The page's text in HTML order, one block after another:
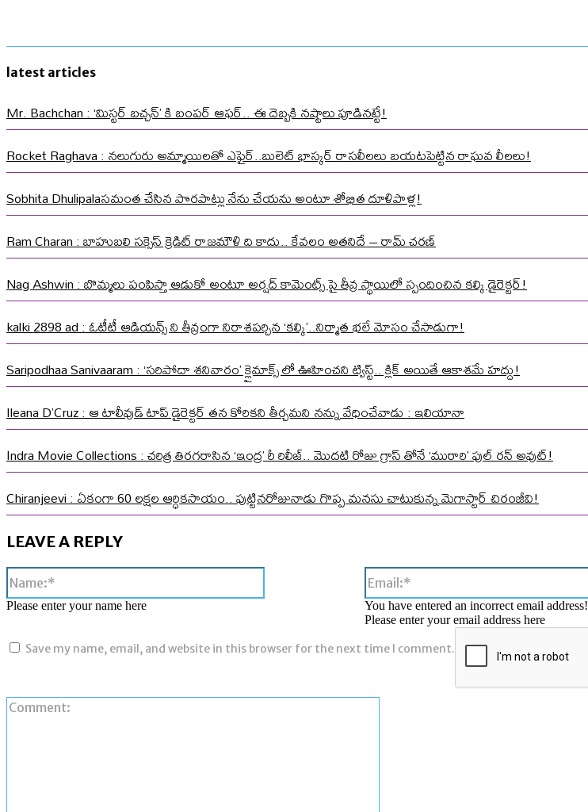
latest articles
Mr. Bachchan : ‘మిస్టర్ బచ్చన్’ కి బంపర్ ఆఫర్.. ఈ దెబ్బకి నష్టాలు పూడినట్టే!
Rocket Raghava : నలుగురు అమ్మాయిలతో ఎఫైర్..బులెట్ భాస్కర్ రాసలీలలు బయటపెట్టిన రాఘవ లీలలు!
Sobhita Dhulipalaసమంత చేసిన పొరపాట్లు నేను చేయను అంటూ శోభిత దూళిపాళ్ల!
Ram Charan : బాహుబలి సక్సెస్ క్రెడిట్ రాజమౌళి ది కాదు.. కేవలం అతనిదే – రామ్ చరణ్
Nag Ashwin : బొమ్మలు పంపిస్తా ఆడుకో అంటూ అర్షద్ కామెంట్స్ పై తీవ్ర స్థాయిలో స్పందించిన కల్కి డైరెక్టర్!
kalki 2898 ad : ఓటీటీ ఆడియన్స్ ని తీవ్రంగా నిరాశపర్చిన ‘కల్కి’..నిర్మాత భలే మోసం చేసాడుగా!
Saripodhaa Sanivaaram : ‘సరిపోదా శనివారం’ క్లైమాక్స్ లో ఊహించని ట్విస్ట్.. క్లిక్ అయితే ఆకాశమే హద్దు!
Ileana D’Cruz : ఆ టాలీవుడ్ టాప్ డైరెక్టర్ తన కోరికని తీర్చమని నన్ను వేధించేవాడు : ఇలియానా
Indra Movie Collections : చరిత్ర తిరగరాసిన ‘ఇంద్ర’ రీ రిలీజ్.. మొదటి రోజు గ్రాస్ తోనే ‘మురారి’ ఫుల్ రన్ అవుట్!
Chiranjeevi : ఏకంగా 60 లక్షల ఆర్ధికసాయం.. పుట్టినరోజునాడు గొప్ప మనసు చాటుకున్న మెగాస్టార్ చిరంజీవి!
LEAVE A REPLY
Please enter your name here
You have entered an incorrect email address!
Please enter your email address here
Save my name, email, and website in this browser for the next time I comment.